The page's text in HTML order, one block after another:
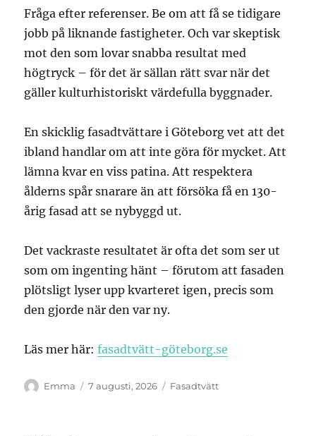
Fråga efter referenser. Be om att få se tidigare
jobb på liknande fastigheter. Och var skeptisk
mot den som lovar snabba resultat med
högtryck – för det är sällan rätt svar när det
gäller kulturhistoriskt värdefulla byggnader.
En skicklig fasadtvättare i Göteborg vet att det
ibland handlar om att inte göra för mycket. Att
lämna kvar en viss patina. Att respektera
ålderns spår snarare än att försöka få en 130-
årig fasad att se nybyggd ut.
Det vackraste resultatet är ofta det som ser ut
som om ingenting hänt – förutom att fasaden
plötsligt lyser upp kvarteret igen, precis som
den gjorde när den var ny.
Läs mer här:fasadtvätt-göteborg.se
Författare
Emma
Publicerat
7 augusti, 2026 Kategorier
Fasadtvätt